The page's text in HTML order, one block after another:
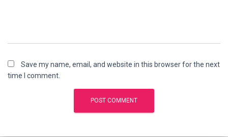
Save my name, email, and website in this browser for the next
time I comment.